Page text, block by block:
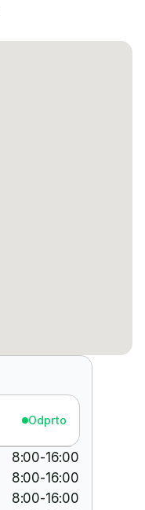
Odprto
8:00-16:00
8:00-16:00
8:00-16:00